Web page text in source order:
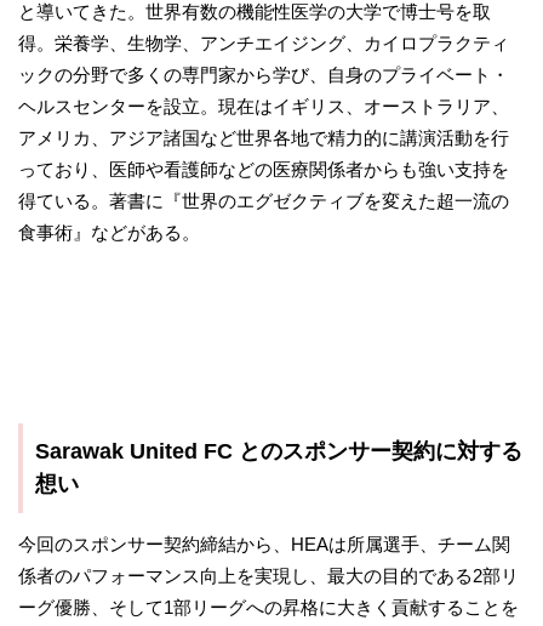
と導いてきた。世界有数の機能性医学の大学で博士号を取
得。栄養学、生物学、アンチエイジング、カイロプラクティ
ックの分野で多くの専門家から学び、自身のプライベート・
ヘルスセンターを設立。現在はイギリス、オーストラリア、
アメリカ、アジア諸国など世界各地で精力的に講演活動を行
っており、医師や看護師などの医療関係者からも強い支持を
得ている。著書に『世界のエグゼクティブを変えた超一流の
食事術』などがある。
Sarawak United FC とのスポンサー契約に対する
想い
今回のスポンサー契約締結から、HEAは所属選手、チーム関
係者のパフォーマンス向上を実現し、最大の目的である2部リ
ーグ優勝、そして1部リーグへの昇格に大きく貢献することを